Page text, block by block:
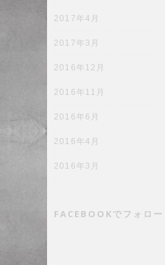
2017年4月
2017年3月
2016年12月
2016年11月
2016年6月
2016年4月
2016年3月
FACEBOOKでフォロー